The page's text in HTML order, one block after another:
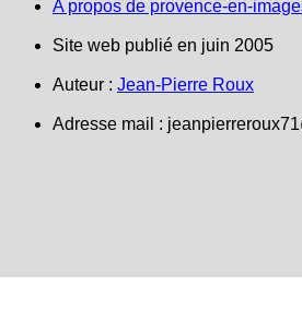
A propos de provence-en-
Site web publié en juin 2005
Auteur : Jean-Pierre Roux
Adresse mail :